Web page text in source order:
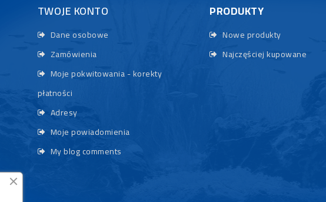
TWOJE KONTO
Dane osobowe
Zamówienia
Moje pokwitowania - korekty
płatności
Adresy
Moje powiadomienia
My blog comments
PRODUKTY
Nowe produkty
Najczęściej kupowane